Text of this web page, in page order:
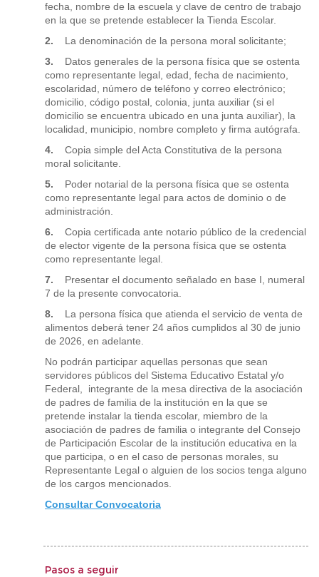
fecha, nombre de la escuela y clave de centro de trabajo
en la que se pretende establecer la Tienda Escolar.
2.
La denominación de la persona moral solicitante;
3.
Datos generales de la persona física que se ostenta
como representante legal, edad, fecha de nacimiento,
escolaridad, número de teléfono y correo electrónico;
domicilio, código postal, colonia, junta auxiliar (si el
domicilio se encuentra ubicado en una junta auxiliar), la
localidad, municipio, nombre completo y firma autógrafa.
4.
Copia simple del Acta Constitutiva de la persona
moral solicitante.
5.
Poder notarial de la persona física que se ostenta
como representante legal para actos de dominio o de
administración.
6.
Copia certificada ante notario público de la credencial
de elector vigente de la persona física que se ostenta
como representante legal.
7.
Presentar el documento señalado en base I, numeral
7 de la presente convocatoria.
8. La persona física que atienda el servicio de venta de
alimentos deberá tener 24 años cumplidos al 30 de junio
de 2026, en adelante.
No podrán participar aquellas personas que sean
servidores públicos del Sistema Educativo Estatal y/o
Federal, integrante de la mesa directiva de la asociación
de padres de familia de la institución en la que se
pretende instalar la tienda escolar, miembro de la
asociación de padres de familia o integrante del Consejo
de Participación Escolar de la institución educativa en la
que participa, o en el caso de personas morales, su
Representante Legal o alguien de los socios tenga alguno
de los cargos mencionados.
Consultar Convocatoria
Pasos a seguir